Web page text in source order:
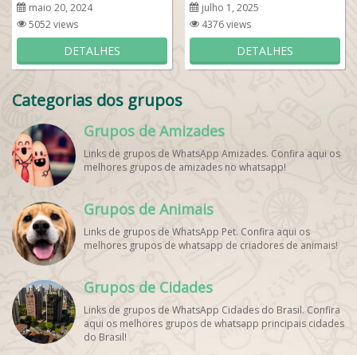
maio 20, 2024
5052 views
DETALHES
julho 1, 2025
4376 views
DETALHES
Categorias dos grupos
Grupos de Amizades
Links de grupos de WhatsApp Amizades. Confira aqui os
melhores grupos de amizades no whatsapp!
Grupos de Animais
Links de grupos de WhatsApp Pet. Confira aqui os
melhores grupos de whatsapp de criadores de animais!
Grupos de Cidades
Links de grupos de WhatsApp Cidades do Brasil. Confira
aqui os melhores grupos de whatsapp principais cidades
do Brasil!